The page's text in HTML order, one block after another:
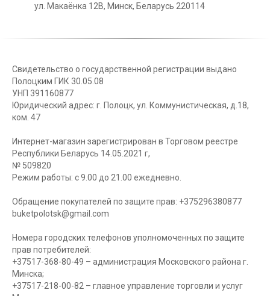
ул. Макаёнка 12В, Минск, Беларусь 220114
Свидетельство о государственной регистрации выдано
Полоцким ГИК 30.05.08
УНП 391160877
Юридический адрес: г. Полоцк, ул. Коммунистическая, д.18,
ком. 47
Интернет-магазин зарегистрирован в Торговом реестре
Республики Беларусь 14.05.2021 г,
№ 509820
Режим работы: с 9.00 до 21.00 ежедневно.
Обращение покупателей по защите прав: +375296380877
buketpolotsk@gmail.com
Номера городских телефонов уполномоченных по защите
прав потребителей:
+37517-368-80-49 – администрация Московского района г.
Минска;
+37517-218-00-82 – главное управление торговли и услуг